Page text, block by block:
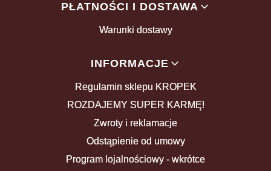
PŁATNOŚCI I DOSTAWA
Warunki dostawy
INFORMACJE
Regulamin sklepu KROPEK
ROZDAJEMY SUPER KARMĘ!
Zwroty i reklamacje
Odstąpienie od umowy
Program lojalnościowy - wkrótce